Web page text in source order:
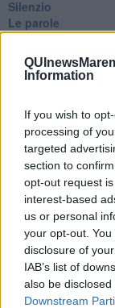
Information
If you wish to
processing of
targeted
section to
opt-out request
interest-based
us or personal
your opt-out.
disclosure of
IAB’s list of
also be
Downstream
Silenzio
Le parole
​L’Australiana
Le stelle del jazz
Vita & morte
Passanti
Continuando, la
Metaverso smart
Fiamme
Anzi
Confessioni
Utopie
Estate
Il lago
Il diluvio
La classe
Pensieri incoerenti